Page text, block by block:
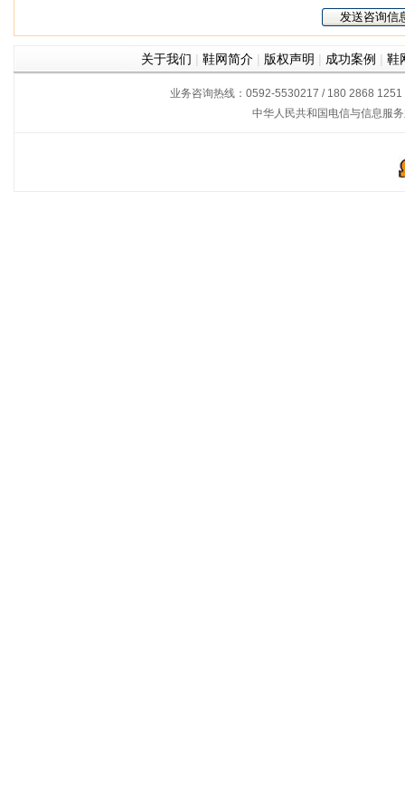
关于我们 | 鞋网简介 | 版权声明 | 成功案例 | 鞋
业务咨询热线：0592-5530217 / 180 2868 1251
中华人民共和国电信与信息服